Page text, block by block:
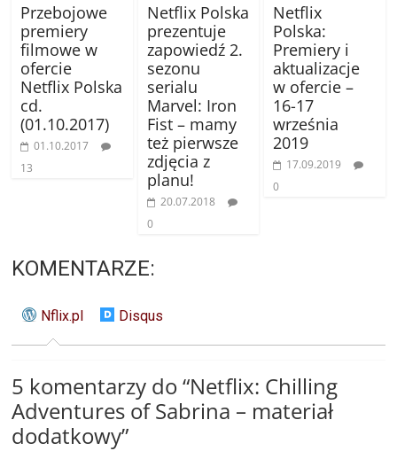
Przebojowe
premiery
filmowe w
ofercie
Netflix Polska
cd.
(01.10.2017)
01.10.2017
13
Netflix Polska
prezentuje
zapowiedź 2.
sezonu
serialu
Marvel: Iron
Fist – mamy
też pierwsze
zdjęcia z
planu!
20.07.2018
0
Netflix
Polska:
Premiery i
aktualizacje
w ofercie –
16-17
września
2019
17.09.2019
0
KOMENTARZE:
Nflix.pl Disqus
5 komentarzy do “Netflix: Chilling
Adventures of Sabrina – materiał
dodatkowy”